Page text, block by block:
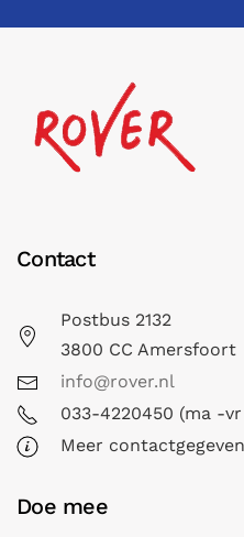
Contact
Postbus 2132
3800 CC Amersfoort
info@rover.nl
033-4220450 (ma -
Meer
Doe mee